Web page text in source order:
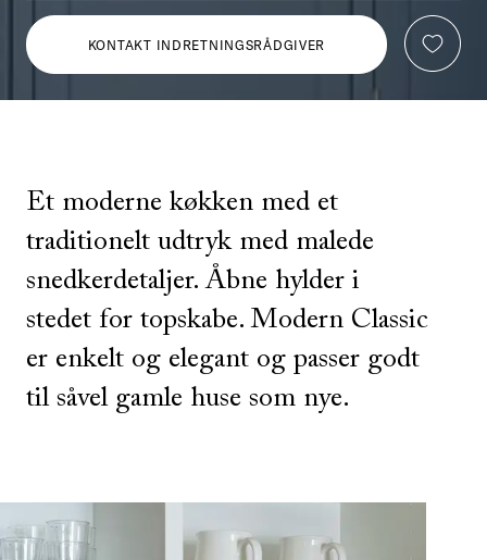
KONTAKT INDRETNINGSRÅDGIVER
Et moderne køkken med et
traditionelt udtryk med malede
snedkerdetaljer. Åbne hylder i
stedet for topskabe. Modern Classic
er enkelt og elegant og passer godt
til såvel gamle huse som nye.